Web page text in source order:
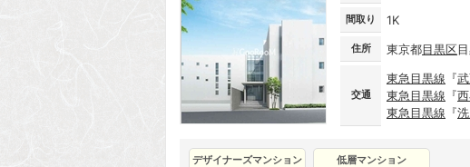
間取り 1K
住所 東京都目黒区
交通
東急目黒線 『
東急目黒線 『
東急目黒線 『
デザイナーズマンション 低層マンション